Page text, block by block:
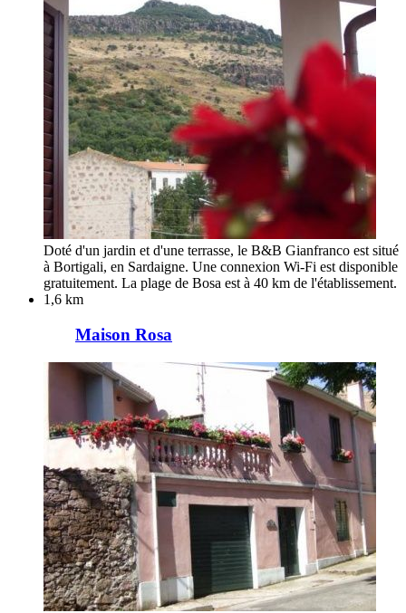
Doté d'un jardin et d'une terrasse, le B&B Gianfranco est situé
à Bortigali, en Sardaigne. Une connexion Wi-Fi est disponible
gratuitement. La plage de Bosa est à 40 km de l'établissement.
1,6 km
Maison Rosa